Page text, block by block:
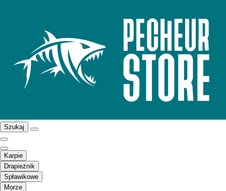
Szukaj
Karpie
Drapieżnik
Spławikowe
Morze